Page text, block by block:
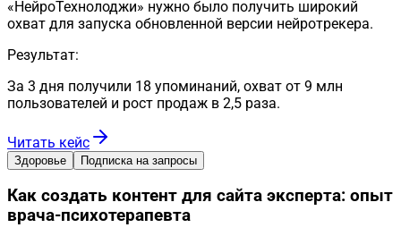
«НейроТехнолоджи» нужно было получить широкий
охват для запуска обновленной версии нейротрекера.
Результат:
За 3 дня получили 18 упоминаний, охват от 9 млн
пользователей и рост продаж в 2,5 раза.
Читать кейс
Здоровье Подписка на запросы
Как создать контент для сайта эксперта: опыт
врача-психотерапевта